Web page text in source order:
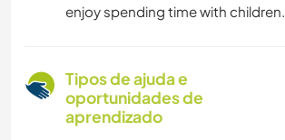
enjoy spending time with children.
Tipos de ajuda e
oportunidades de
aprendizado